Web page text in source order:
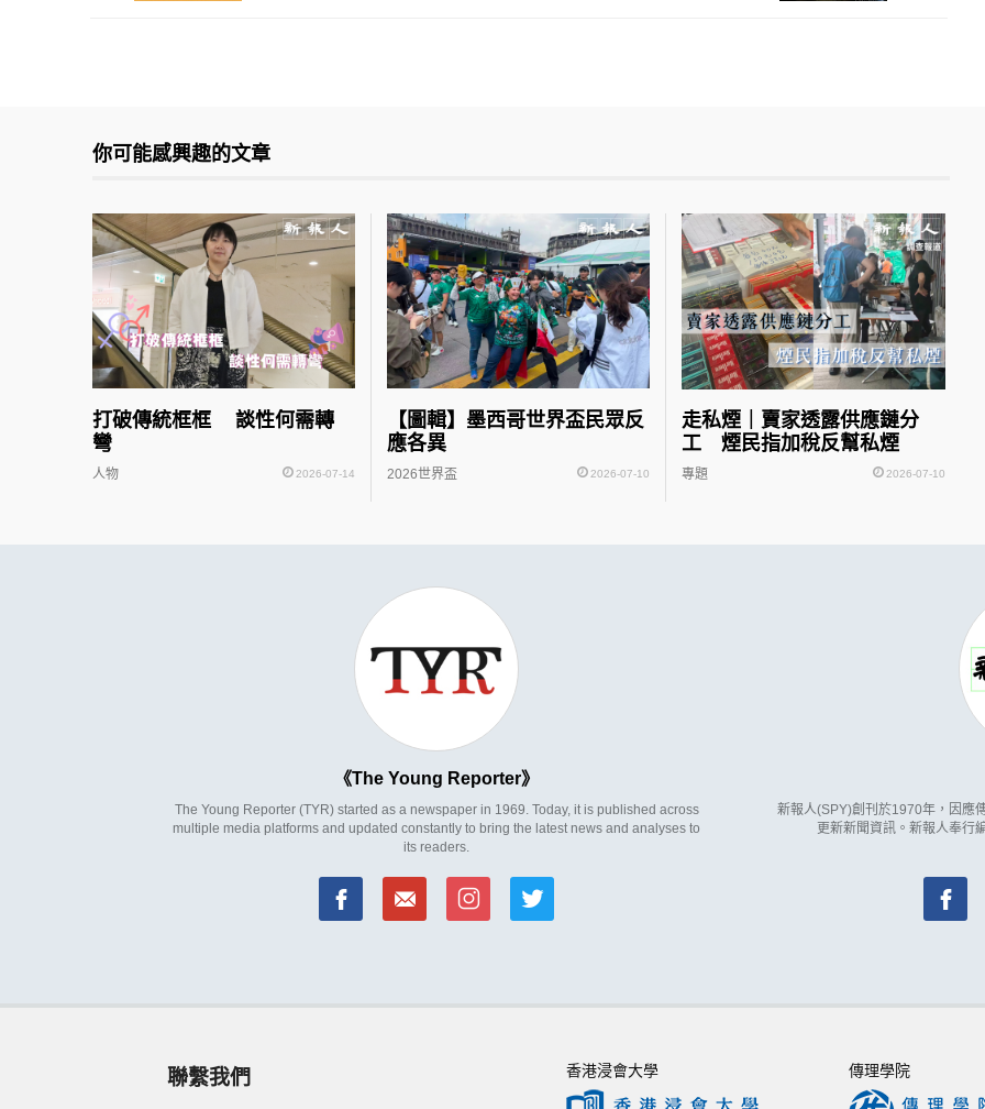
你可能感興趣的文章
打破傳統框框 談性何需轉
彎
人物 2026-07-14
【圖輯】墨西哥世界盃民眾反
應各異
2026世界盃 2026-07-10
走私煙｜賣家透露供應鏈分
工 煙民指加稅反幫私煙
專題 2026-07-10
The Young Reporter
The Young Reporter (TYR) started as a newspaper in 1969. Today, it is published across
multiple media platforms and updated constantly to bring the latest news and analyses to
its readers.
新報人(SPY)創刊於1970年，因應
更新新聞資訊。新報人奉行
聯繫我們 香港浸會大學 傳理學院